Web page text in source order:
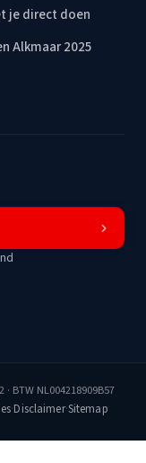
je direct doen
Alkmaar 2025
· BTW NL004218909B57
·Disclaimer·Sitemap